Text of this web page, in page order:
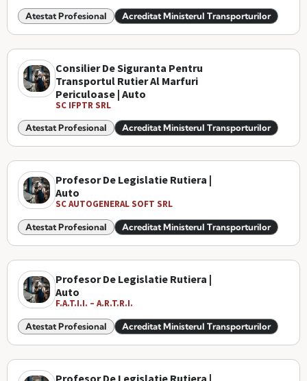
Atestat Profesional Acreditat Ministerul Transporturilor
Consilier De Siguranta Pentru
Transportul Rutier Al Marfuri
Periculoase | Auto
SC IFPTR SRL
Atestat Profesional Acreditat Ministerul Transporturilor
Profesor De Legislatie Rutiera |
Auto
SC AUTOGENERAL SOFT SRL
Atestat Profesional Acreditat Ministerul Transporturilor
Profesor De Legislatie Rutiera |
Auto
F.A.T.I.I. – A.R.T.R.I.
Atestat Profesional Acreditat Ministerul Transporturilor
Profesor De Legislatie Rutiera |